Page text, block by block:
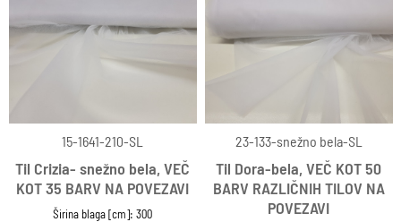
15-1641-210-SL
Til Crizia- snežno bela, VEČ
KOT 35 BARV NA POVEZAVI
Širina blaga [cm]: 300
23-133-snežno bela-SL
Til Dora-bela, VEČ KOT 50
BARV RAZLIČNIH TILOV NA
POVEZAVI